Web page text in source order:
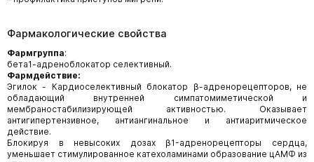
Фармакологические свойства
Фармгруппа:
бета1-адреноблокатор селективный.
Фармдействие:
Эгилок - Кардиоселективный блокатор β-адренорецепторов, не
обладающий внутренней симпатомиметической и
мембраностабилизирующей активностью. Оказывает
антигипертензивное, антиангинальное и антиаритмическое
действие.
Блокируя в невысоких дозах β1-адренорецепторы сердца,
уменьшает стимулированное катехоламинами образование цАМФ из